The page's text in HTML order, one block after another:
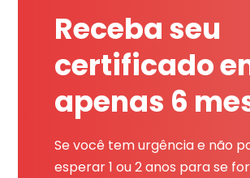
Receba seu
certificado
apenas 6
Se você tem urgência e não
esperar 1 ou 2 anos para se